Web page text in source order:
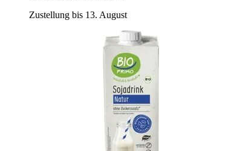
Zustellung bis 13. August